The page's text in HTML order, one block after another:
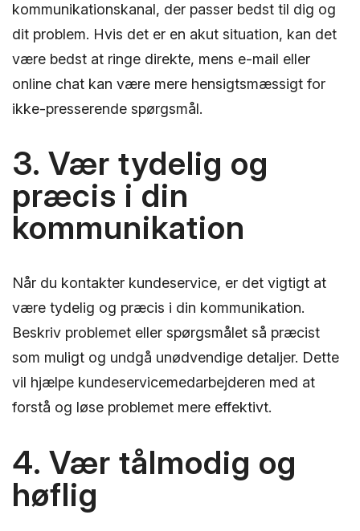
kommunikationskanal, der passer bedst til dig og
dit problem. Hvis det er en akut situation, kan det
være bedst at ringe direkte, mens e-mail eller
online chat kan være mere hensigtsmæssigt for
ikke-presserende spørgsmål.
3. Vær tydelig og
præcis i din
kommunikation
Når du kontakter kundeservice, er det vigtigt at
være tydelig og præcis i din kommunikation.
Beskriv problemet eller spørgsmålet så præcist
som muligt og undgå unødvendige detaljer. Dette
vil hjælpe kundeservicemedarbejderen med at
forstå og løse problemet mere effektivt.
4. Vær tålmodig og
høflig